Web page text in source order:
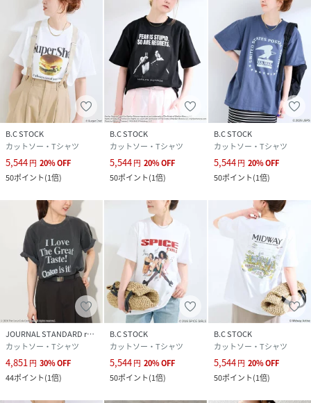
詳細着用モデル：163cm 着用サイズ：フリー
性別タイプ レディース
原産国 中国
素材 本体:綿100%
サイズ フリー
クリーニング 本体:洗濯機洗い（弱）
品番
RZ9767_26070710004210
26070710004210-010-009 RZ9767)
B.C STOCK
カットソー・Tシャツ
5,544円 20%OFF
50ポイント(1倍)
B.C STOCK
カットソー・Tシャツ
5,544円 20%OFF
50ポイント(1倍)
B.C STOCK
カットソー・Tシャツ
5,544円 20%OFF
50ポイント(1倍)
JOURNAL STANDARD relume
カットソー・Tシャツ
4,851円 30%OFF
44ポイント(1倍)
B.C STOCK
カットソー・Tシャツ
5,544円 20%OFF
50ポイント(1倍)
B.C STOCK
カットソー・Tシャツ
5,544円 20%OFF
50ポイント(1倍)